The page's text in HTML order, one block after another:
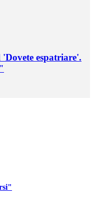
espatriare'.